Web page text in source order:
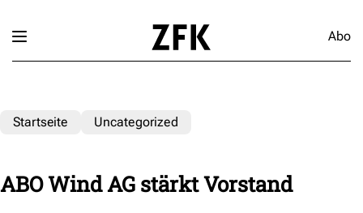
Abo
Startseite Uncategorized
ABO Wind AG stärkt Vorstand